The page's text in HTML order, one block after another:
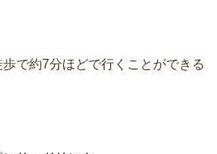
で約7分ほどで行くことができる